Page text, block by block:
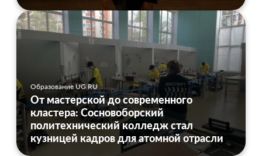
Образование UG.RU
От мастерской до современного
кластера: Сосновоборский
политехнический колледж стал
кузницей кадров для атомной отрасли